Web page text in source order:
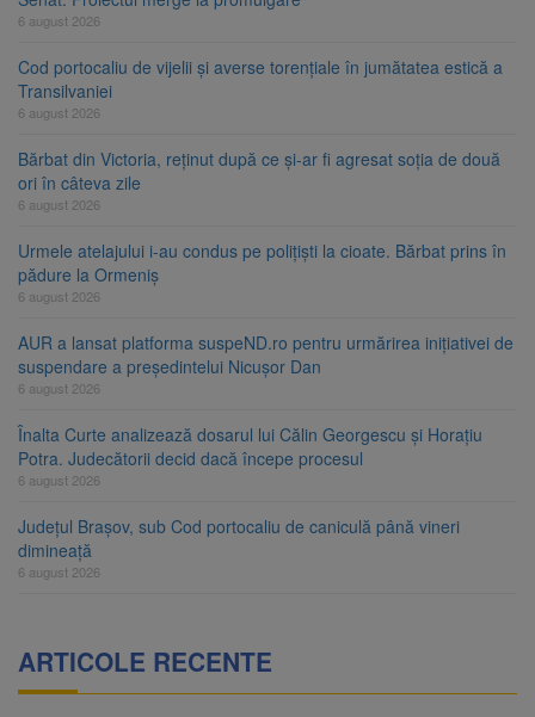
6 august 2026
Cod portocaliu de vijelii și averse torențiale în jumătatea estică a
Transilvaniei
6 august 2026
Bărbat din Victoria, reținut după ce și-ar fi agresat soția de două
ori în câteva zile
6 august 2026
Urmele atelajului i-au condus pe polițiști la cioate. Bărbat prins în
pădure la Ormeniș
6 august 2026
AUR a lansat platforma suspeND.ro pentru urmărirea inițiativei de
suspendare a președintelui Nicușor Dan
6 august 2026
Înalta Curte analizează dosarul lui Călin Georgescu și Horațiu
Potra. Judecătorii decid dacă începe procesul
6 august 2026
Județul Brașov, sub Cod portocaliu de caniculă până vineri
dimineață
6 august 2026
ARTICOLE RECENTE